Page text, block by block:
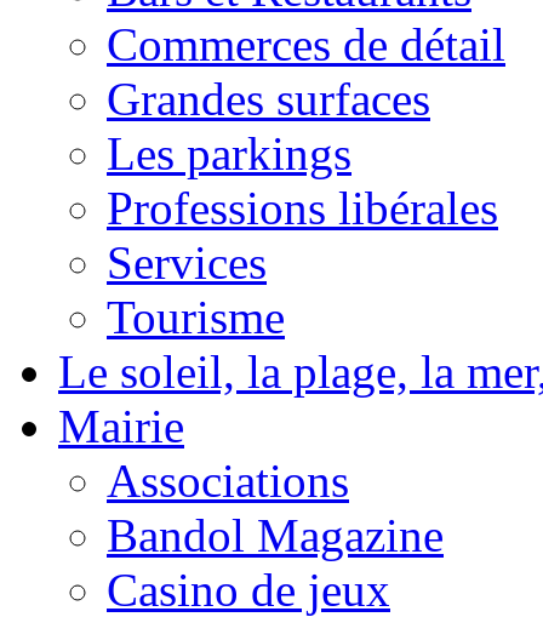
Commerces de détail
Grandes surfaces
Les parkings
Professions libérales
Services
Tourisme
Le soleil, la plage, la
Mairie
Associations
Bandol Magazine
Casino de jeux